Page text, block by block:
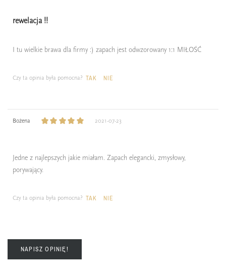
rewelacja !!
I tu wielkie brawa dla firmy :) zapach jest odwzorowany 1:1 MIŁOŚĆ
Czy ta opinia była pomocna? TAK NIE
Bożena 2021-07-23
Jedne z najlepszych jakie miałam. Zapach elegancki, zmysłowy,
porywający.
Czy ta opinia była pomocna? TAK NIE
NAPISZ OPINIĘ!